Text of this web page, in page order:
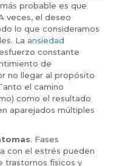
probable es que
veces, el deseo
lo que consideramos
La ansiedad
constante
de
no llegar al propósito
el camino
como el resultado
aparejados múltiples
. Fases
con el estrés pueden
trastornos físicos y